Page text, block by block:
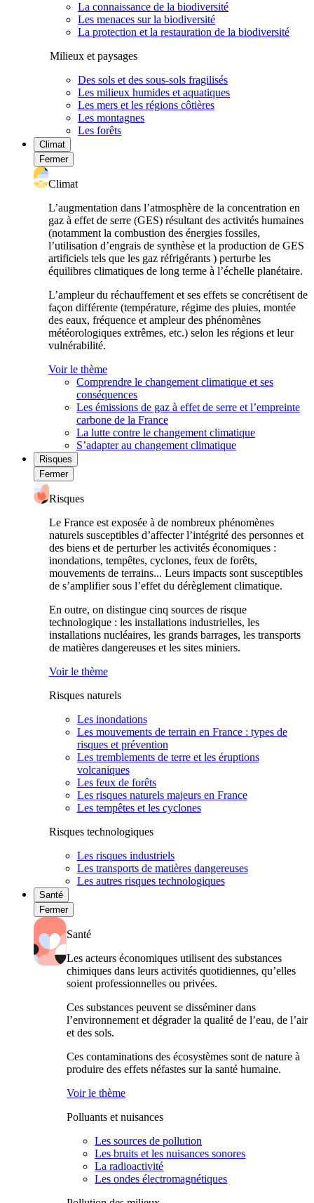
La connaissance de la biodiversité
Les menaces sur la biodiversité
La protection et la restauration de la biodiversité
Milieux et paysages
Des sols et des sous-sols fragilisés
Les milieux humides et aquatiques
Les mers et les régions côtières
Les montagnes
Les forêts
Climat
Fermer
Climat
L’augmentation dans l’atmosphère de la concentration en
gaz à effet de serre (GES) résultant des activités humaines
(notamment la combustion des énergies fossiles,
l’utilisation d’engrais de synthèse et la production de GES
artificiels tels que les gaz réfrigérants ) perturbe les
équilibres climatiques de long terme à l’échelle planétaire.
L’ampleur du réchauffement et ses effets se concrétisent de
façon différente (température, régime des pluies, montée
des eaux, fréquence et ampleur des phénomènes
météorologiques extrêmes, etc.) selon les régions et leur
vulnérabilité.
Voir le thème
Comprendre le changement climatique et ses
conséquences
Les émissions de gaz à effet de serre et l’empreinte
carbone de la France
La lutte contre le changement climatique
S’adapter au changement climatique
Risques
Fermer
Risques
Le France est exposée à de nombreux phénomènes
naturels susceptibles d’affecter l’intégrité des personnes et
des biens et de perturber les activités économiques :
inondations, tempêtes, cyclones, feux de forêts,
mouvements de terrains... Leurs impacts sont susceptibles
de s’amplifier sous l’effet du dérèglement climatique.
En outre, on distingue cinq sources de risque
technologique : les installations industrielles, les
installations nucléaires, les grands barrages, les transports
de matières dangereuses et les sites miniers.
Voir le thème
Risques naturels
Les inondations
Les mouvements de terrain en France : types de
risques et prévention
Les tremblements de terre et les éruptions
volcaniques
Les feux de forêts
Les risques naturels majeurs en France
Les tempêtes et les cyclones
Risques technologiques
Les risques industriels
Les transports de matières dangereuses
Les autres risques technologiques
Santé
Fermer
Santé
Les acteurs économiques utilisent des substances
chimiques dans leurs activités quotidiennes, qu’elles
soient professionnelles ou privées.
Ces substances peuvent se disséminer dans
l’environnement et dégrader la qualité de l’eau, de l’air
et des sols.
Ces contaminations des écosystèmes sont de nature à
produire des effets néfastes sur la santé humaine.
Voir le thème
Polluants et nuisances
Les sources de pollution
Les bruits et les nuisances sonores
La radioactivité
Les ondes électromagnétiques